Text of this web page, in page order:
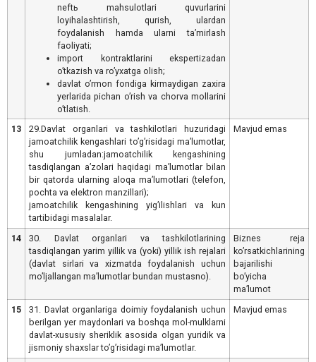
neftь mahsulotlari quvurlarini
loyihalashtirish, qurish, ulardan
foydalanish hamda ularni taʼmirlash
faoliyati;
import kontraktlarini ekspertizadan
oʼtkazish va roʼyxatga olish;
davlat oʼrmon fondiga kirmaydigan zaxira
yerlarida pichan oʼrish va chorva mollarini
oʼtlatish.
13
29.Davlat organlari va tashkilotlari huzuridagi
jamoatchilik kengashlari toʼgʼrisidagi maʼlumotlar,
shu jumladan:jamoatchilik kengashining
tasdiqlangan aʼzolari haqidagi maʼlumotlar bilan
bir qatorda ularning aloqa maʼlumotlari (telefon,
pochta va elektron manzillari);
jamoatchilik kengashining yigʼilishlari va kun
tartibidagi masalalar.
Mavjud emas
14
30. Davlat organlari va tashkilotlarining
tasdiqlangan yarim yillik va (yoki) yillik ish rejalari
(davlat sirlari va xizmatda foydalanish uchun
moʼljallangan maʼlumotlar bundan mustasno).
Biznes reja
koʼrsatkichlarining
bajarilishi
boʼyicha
maʼlumot
15
31. Davlat organlariga doimiy foydalanish uchun
berilgan yer maydonlari va boshqa mol-mulklarni
davlat-xususiy sheriklik asosida olgan yuridik va
jismoniy shaxslar toʼgʼrisidagi maʼlumotlar.
Mavjud emas